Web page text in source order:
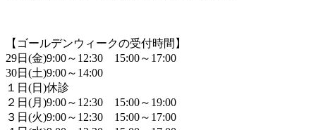
【ゴールデンウィークの受付時間】
29日(金)9:00～12:30 15:00～17:00
30日(土)9:00～14:00
１日(日)休診
２日(月)9:00～12:30 15:00～19:00
３日(火)9:00～12:30 15:00～17:00